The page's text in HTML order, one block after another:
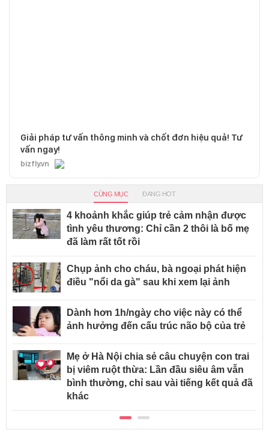
Giải pháp tư vấn thông minh và chốt đơn hiệu quả! Tư
vấn ngay!
bizfly.vn
CÙNG MỤC ĐANG HOT
4 khoảnh khắc giúp trẻ cảm nhận được
tình yêu thương: Chỉ cần 2 thôi là bố mẹ
đã làm rất tốt rồi
Chụp ảnh cho cháu, bà ngoại phát hiện
điều "nổi da gà" sau khi xem lại ảnh
Dành hơn 1h/ngày cho việc này có thể
ảnh hưởng đến cấu trúc não bộ của trẻ
Mẹ ở Hà Nội chia sẻ câu chuyện con trai
bị viêm ruột thừa: Lần đầu siêu âm vẫn
bình thường, chỉ sau vài tiếng kết quả đã
khác